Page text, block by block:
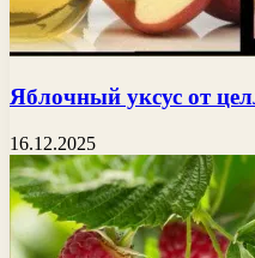
Яблочный уксус от
16.12.2025